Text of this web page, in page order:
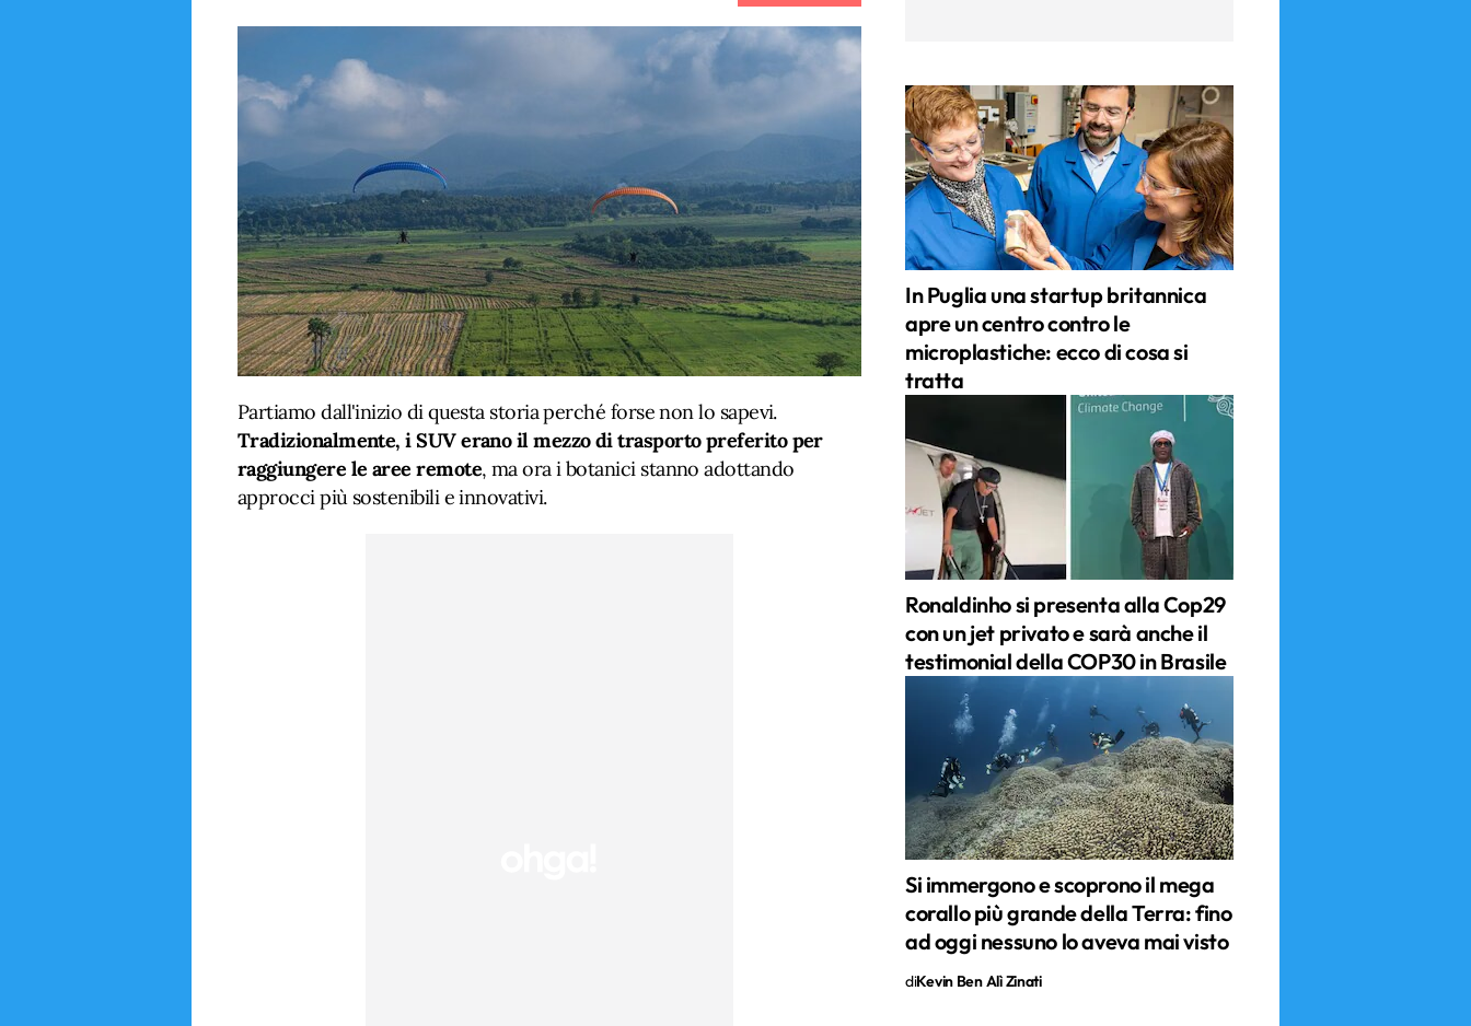
Partiamo dall'inizio di questa storia perché forse non lo sapevi.
Tradizionalmente, i SUV erano il mezzo di trasporto preferito per
raggiungere le aree remote, ma ora i botanici stanno adottando
approcci più sostenibili e innovativi.
In Puglia una startup britannica
apre un centro contro le
microplastiche: ecco di cosa si
tratta
Ronaldinho si presenta alla Cop29
con un jet privato e sarà anche il
testimonial della COP30 in Brasile
Si immergono e scoprono il mega
corallo più grande della Terra: fino
ad oggi nessuno lo aveva mai visto
diKevin Ben Alì Zinati